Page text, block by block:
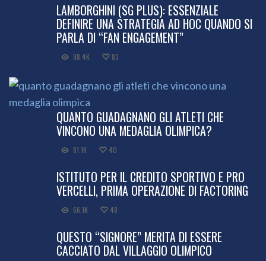
LAMBORGHINI (SG PLUS): ESSENZIALE
DEFINIRE UNA STRATEGIA AD HOC QUANDO SI
PARLA DI “FAN ENGAGEMENT”
98.4K 83
QUANTO GUADAGNANO GLI ATLETI CHE
VINCONO UNA MEDAGLIA OLIMPICA?
81.1K 40
ISTITUTO PER IL CREDITO SPORTIVO E PRO
VERCELLI, PRIMA OPERAZIONE DI FACTORING
66.1K 48
QUESTO “SIGNORE” MERITA DI ESSERE
CACCIATO DAL VILLAGGIO OLIMPICO